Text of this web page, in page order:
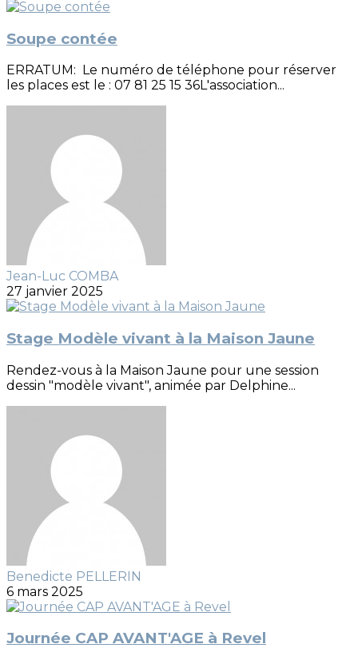
Soupe contée
ERRATUM: Le numéro de téléphone pour réserver
les places est le : 07 81 25 15 36L'association...
Jean-Luc COMBA
27 janvier 2025
Stage Modèle vivant à la Maison Jaune
Rendez-vous à la Maison Jaune pour une session
dessin "modèle vivant", animée par Delphine...
Benedicte PELLERIN
6 mars 2025
Journée CAP AVANT'AGE à Revel